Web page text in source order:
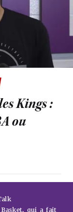
Kings :
ou
qui a fait